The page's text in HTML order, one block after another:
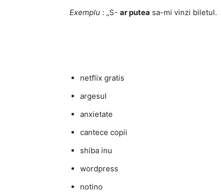
Exemplu : „S- ar putea sa-mi vinzi biletul.
netflix gratis
argesul
anxietate
cantece copii
shiba inu
wordpress
notino